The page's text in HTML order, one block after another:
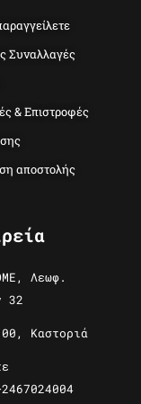
Συναλλαγές
& Επιστροφές
αποστολής
Λεωφ.
32
Καστοριά